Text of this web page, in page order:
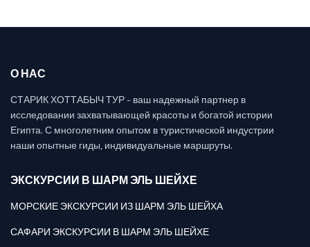
О НАС
СТАРИК ХОТТАБЫЧ ТУР - ваш надежный партнер в
исследовании захватывающей красоты и богатой истории
Египта. С многолетним опытом в туристической индустрии
наши опытные гиды, индивидуальные маршруты.
ЭКСКУРСИИ В ШАРМ ЭЛЬ ШЕЙХЕ
МОРСКИЕ ЭКСКУРСИИ ИЗ ШАРМ ЭЛЬ ШЕЙХА
САФАРИ ЭКСКУРСИИ В ШАРМ ЭЛЬ ШЕЙХЕ